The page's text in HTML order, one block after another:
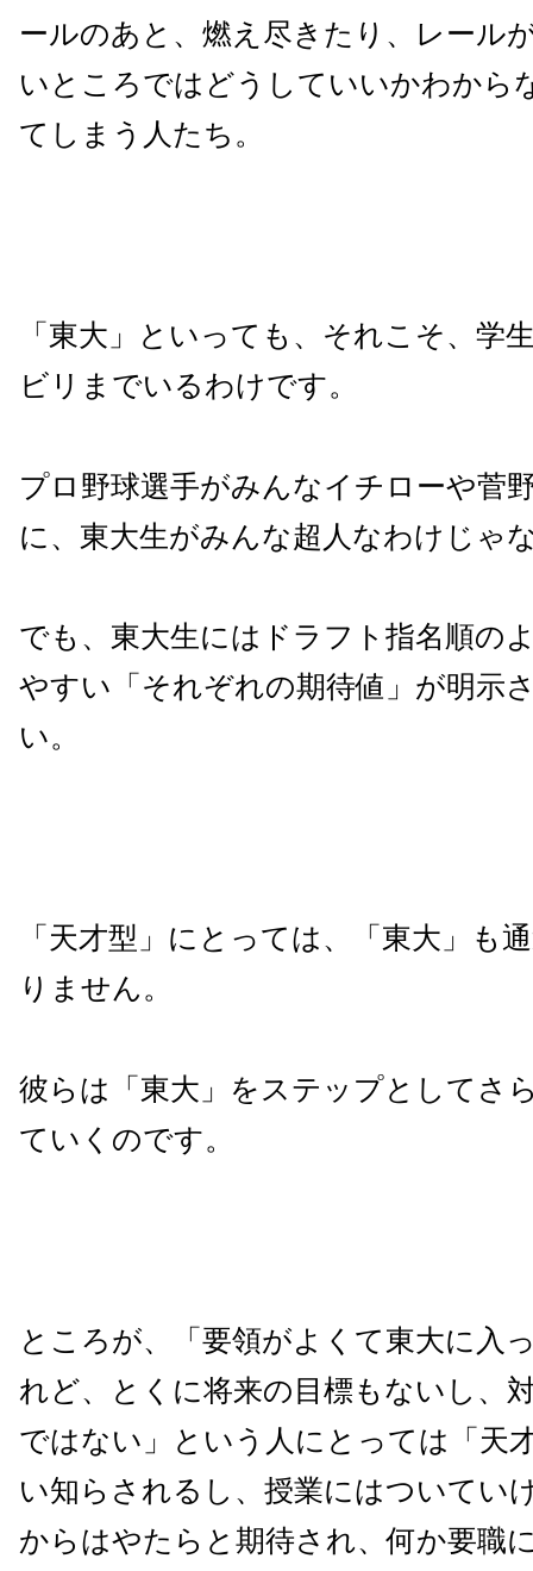
ールのあと、燃え尽きたり、レール
いところではどうしていいかわから
てしまう人たち。
「東大」といっても、それこそ、学
ビリまでいるわけです。
プロ野球選手がみんなイチローや菅
に、東大生がみんな超人なわけじゃ
でも、東大生にはドラフト指名順の
やすい「それぞれの期待値」が明示
い。
「天才型」にとっては、「東大」も
りません。
彼らは「東大」をステップとしてさ
ていくのです。
ところが、「要領がよくて東大に入
れど、とくに将来の目標もないし、
ではない」という人にとっては「天
い知らされるし、授業にはついてい
からはやたらと期待され、何か要職